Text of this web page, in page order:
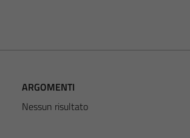
ARGOMENTI
Nessun risultato